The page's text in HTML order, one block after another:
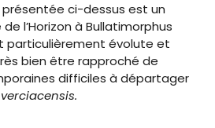
présentée ci-dessus est un
l’Horizon à Bullatimorphus
particulièrement évolute et
bien être rapproché de
difficiles à départager
verciacensis.